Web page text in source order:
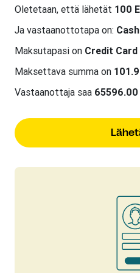
Oletetaan, että lähetät 100
Ja vastaanottotapa on: Cash
Maksutapasi on Credit Card
Maksettava summa on
Vastaanottaja saa 65596.00